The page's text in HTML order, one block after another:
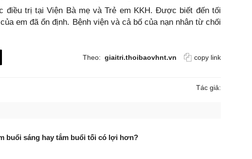
điều trị tại Viện Bà mẹ và Trẻ em KKH. Được biết đến tối
em đã ổn định. Bệnh viện và cả bố của nạn nhân từ chối
Theo: giaitri.thoibaovhnt.vn copy link
Tác giả:
buổi sáng hay tắm buổi tối có lợi hơn?